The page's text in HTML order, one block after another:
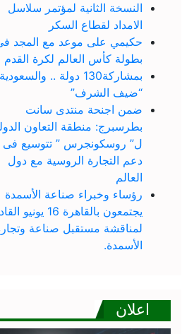
النسخة الثانية لمؤتمر سلاسل
الامداد لقطاع السكر
حكيمي على موعد مع المجد
بطولة كأس العالم لكرة القدم
بمشاركة130 دولة .. والسعودية
“ضيف الشرف”
ضمن اجنحة منتدى سانت
بطرسبرج: منطقة التعاون
ل” روسكونجرس ” تتوسيع فى
دعم التجارة الروسية مع دول
العالم
رؤساء وخبراء صناعة الأسمدة
يجتمعون بالقاهرة 16 يونيو
لمناقشة مستقبل صناعة
الأسمدة.
اعلان